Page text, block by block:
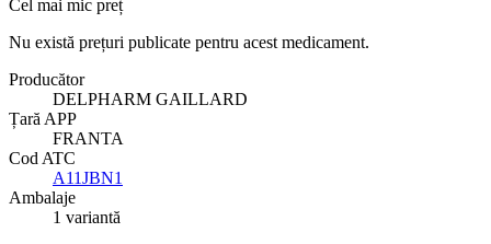
Cel mai mic preț
Nu există prețuri publicate pentru acest medicament.
Producător
DELPHARM GAILLARD
Țară APP
FRANTA
Cod ATC
A11JBN1
Ambalaje
1 variantă